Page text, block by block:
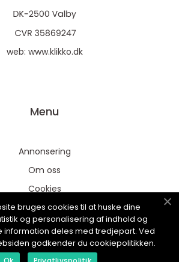
web: www.klikko.dk
Menu
Annonsering
Om oss
Cookies
Kontakta oss
Sitemap
bruges cookies til at huske dine
og personalisering af indhold og
information deles med tredjepart. Ved
godkender du cookiepolitikken.